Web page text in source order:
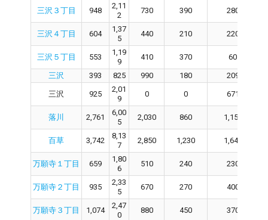
三沢３丁目 948
2,11
2
730 390 280
三沢４丁目 604
1,37
5
440 210 220
三沢５丁目 553
1,19
9
410 370 60
三沢 393 825 990 180 209
三沢 925
2,01
9
0 0 671
落川 2,761
6,00
5
2,030 860 1,150
百草 3,742
8,13
7
2,850 1,230 1,640
万願寺１丁目 659
1,80
6
510 240 230
万願寺２丁目 935
2,33
5
670 270 400
万願寺３丁目 1,074
2,47
0
880 450 370